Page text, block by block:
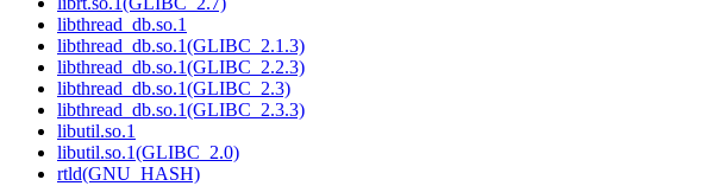
libthread_db.so.1
libthread_db.so.1(GLIBC_2.1.3)
libthread_db.so.1(GLIBC_2.2.3)
libthread_db.so.1(GLIBC_2.3)
libthread_db.so.1(GLIBC_2.3.3)
libutil.so.1
libutil.so.1(GLIBC_2.0)
rtld(GNU_HASH)